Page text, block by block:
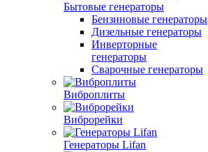
Бытовые генераторы
Бензиновые генераторы
Дизельные генераторы
Инверторные
генераторы
Сварочные генераторы
Виброплиты
Виброрейки
Генераторы Lifan